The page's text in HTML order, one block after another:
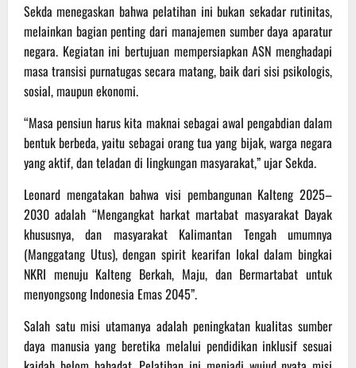
Sekda menegaskan bahwa pelatihan ini bukan sekadar rutinitas,
melainkan bagian penting dari manajemen sumber daya aparatur
negara. Kegiatan ini bertujuan mempersiapkan ASN menghadapi
masa transisi purnatugas secara matang, baik dari sisi psikologis,
sosial, maupun ekonomi.
“Masa pensiun harus kita maknai sebagai awal pengabdian dalam
bentuk berbeda, yaitu sebagai orang tua yang bijak, warga negara
yang aktif, dan teladan di lingkungan masyarakat,” ujar Sekda.
Leonard mengatakan bahwa visi pembangunan Kalteng 2025–
2030 adalah “Mengangkat harkat martabat masyarakat Dayak
khususnya, dan masyarakat Kalimantan Tengah umumnya
(Manggatang Utus), dengan spirit kearifan lokal dalam bingkai
NKRI menuju Kalteng Berkah, Maju, dan Bermartabat untuk
menyongsong Indonesia Emas 2045”.
Salah satu misi utamanya adalah peningkatan kualitas sumber
daya manusia yang beretika melalui pendidikan inklusif sesuai